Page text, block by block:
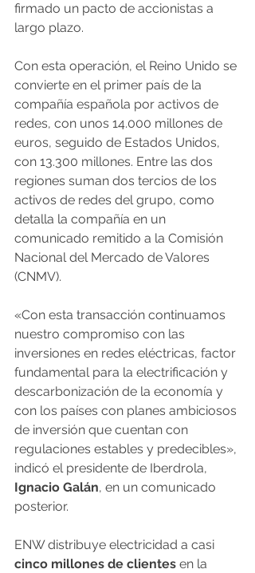
firmado un pacto de accionistas a
largo plazo.
Con esta operación, el Reino Unido se
convierte en el primer país de la
compañía española por activos de
redes, con unos 14.000 millones de
euros, seguido de Estados Unidos,
con 13.300 millones. Entre las dos
regiones suman dos tercios de los
activos de redes del grupo, como
detalla la compañía en un
comunicado remitido a la Comisión
Nacional del Mercado de Valores
(CNMV).
«Con esta transacción continuamos
nuestro compromiso con las
inversiones en redes eléctricas, factor
fundamental para la electrificación y
descarbonización de la economía y
con los países con planes ambiciosos
de inversión que cuentan con
regulaciones estables y predecibles»,
indicó el presidente de Iberdrola,
Ignacio Galán, en un comunicado
posterior.
ENW distribuye electricidad a casi
cinco millones de clientes en la